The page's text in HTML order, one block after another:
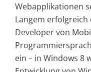
Webapplikationen
Langem erfolgreich
Developer von
ein – in Windows 8